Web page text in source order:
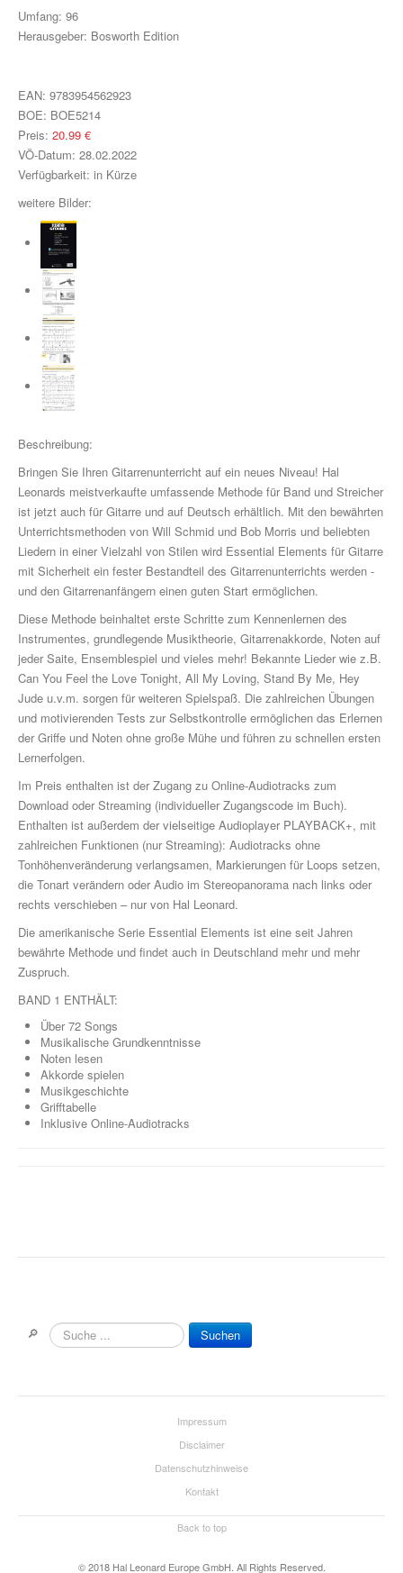
Text & Akkorde
Besondere Anlässe
Spielmaterial
Piano Gefällt Mir!
Start Up Piano
Guitar Play Along
Bass Along
Drum Along
Musikpädagogik
Klavier
John Wesley Schaum
Gitarre (A- & E-)
Fit For Guitar
Schlagzeug & Percussion
Drums Easy - Tom Hapke
diverse Instrumente
Streichinstrumente (Sevcik u.a.)
Violine
Viola / Bratsche
Cello
Kontrabass
Nur Für Anfänger
Notenchecker
Essential Elements
Peermusic
Lehrbücher
Gitarre
Umfang: 96
Herausgeber: Bosworth Edition
EAN: 9783954562923
BOE: BOE5214
Preis: 20.99 €
VÖ-Datum: 28.02.2022
Verfügbarkeit: in Kürze
weitere Bilder:
Beschreibung:
Bringen Sie Ihren Gitarrenunterricht auf ein neues Niveau! Hal
Leonards meistverkaufte umfassende Methode für Band und Streicher
ist jetzt auch für Gitarre und auf Deutsch erhältlich. Mit den bewährten
Unterrichtsmethoden von Will Schmid und Bob Morris und beliebten
Liedern in einer Vielzahl von Stilen wird Essential Elements für Gitarre
mit Sicherheit ein fester Bestandteil des Gitarrenunterrichts werden -
und den Gitarrenanfängern einen guten Start ermöglichen.
Diese Methode beinhaltet erste Schritte zum Kennenlernen des
Instrumentes, grundlegende Musiktheorie, Gitarrenakkorde, Noten auf
jeder Saite, Ensemblespiel und vieles mehr! Bekannte Lieder wie z.B.
Can You Feel the Love Tonight, All My Loving, Stand By Me, Hey
Jude u.v.m. sorgen für weiteren Spielspaß. Die zahlreichen Übungen
und motivierenden Tests zur Selbstkontrolle ermöglichen das Erlernen
der Griffe und Noten ohne große Mühe und führen zu schnellen ersten
Lernerfolgen.
Im Preis enthalten ist der Zugang zu Online-Audiotracks zum
Download oder Streaming (individueller Zugangscode im Buch).
Enthalten ist außerdem der vielseitige Audioplayer PLAYBACK+, mit
zahlreichen Funktionen (nur Streaming): Audiotracks ohne
Tonhöhenveränderung verlangsamen, Markierungen für Loops setzen,
die Tonart verändern oder Audio im Stereopanorama nach links oder
rechts verschieben – nur von Hal Leonard.
Die amerikanische Serie Essential Elements ist eine seit Jahren
bewährte Methode und findet auch in Deutschland mehr und mehr
Zuspruch.
BAND 1 ENTHÄLT:
Über 72 Songs
Musikalische Grundkenntnisse
Noten lesen
Akkorde spielen
Musikgeschichte
Grifftabelle
Inklusive Online-Audiotracks
🔎 Suchen
Impressum
Disclaimer
Datenschutzhinweise
Kontakt
Back to top
© 2018 Hal Leonard Europe GmbH. All Rights Reserved.